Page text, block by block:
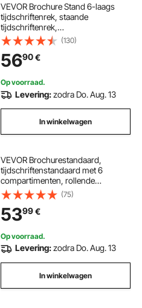
VEVOR Brochure Stand 6-laags
tijdschriftenrek, staande
tijdschriftenrek,
krantencatalogushouder,
verplaatsbaar met 4 wielen (2
afsluitbaar) voor winkeldisplays,
kantoren, 6 vakken
(130)
5690€
Op voorraad.
Levering:zodra Do. Aug. 13
In winkelwagen
VEVOR Brochurestandaard,
tijdschriftenstandaard met 6
compartimenten, rollende
brochurestandaard,
catalogushouder, kantelstandaard,
metalen boekenstandaard,
vloerstandaard voor beurzen,
kantoorbeurzen, tentoonstellingen
(75)
5399€
Op voorraad.
Levering:zodra Do. Aug. 13
In winkelwagen